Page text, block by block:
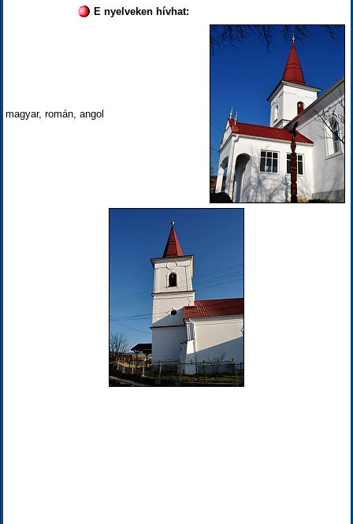
E nyelveken hívhat:
magyar, román, angol